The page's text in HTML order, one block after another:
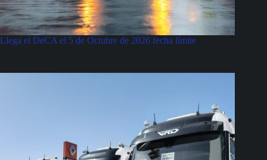
Llega el DeCA el 5 de Octubre de 2026 fecha límite